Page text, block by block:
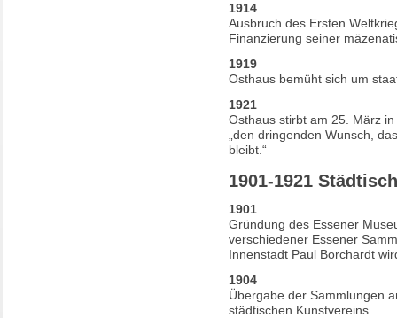
1914
Ausbruch des Ersten
Finanzierung seiner
1919
Osthaus bemüht sich um
1921
Osthaus stirbt am 25. März
„den dringenden Wunsch,
bleibt.“
1901-1921
1901
Gründung des Essener
verschiedener Essener
Innenstadt Paul Borchardt
1904
Übergabe der Sammlungen
städtischen Kunstvereins.